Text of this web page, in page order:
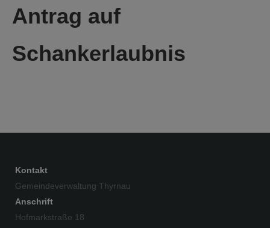
Antrag auf
Schankerlaubnis
Kontakt
Gemeindeverwaltung Thyrnau
Anschrift
Hofmarkstraße 18